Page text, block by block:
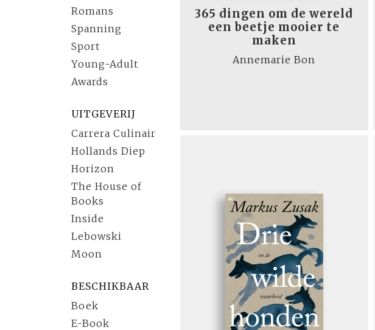
Romans
Spanning
Sport
Young-Adult
Awards
UITGEVERIJ
Carrera Culinair
Hollands Diep
Horizon
The House of
Books
Inside
Lebowski
Moon
BESCHIKBAAR
Boek
E-Book
365 dingen om de wereld
een beetje mooier te
maken
Annemarie Bon